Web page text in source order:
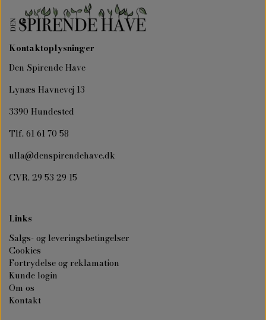
Kontaktoplysninger
Den Spirende Have
Lynæs Havnevej 13
3390 Hundested
Tlf. 61 61 70 58
ulla@denspirendehave.dk
CVR. 29 53 29 15
Links
Salgs- og leveringsbetingelser
Cookies
Fortrydelse og reklamation
Kunde login
Om os
Kontakt